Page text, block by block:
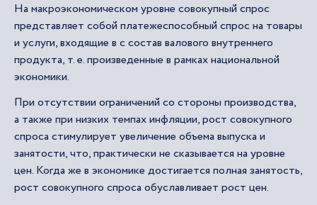
На макроэкономическом уровне совокупный спрос
представляет собой платежеспособный спрос на товары
и услуги, входящие в с состав валового внутреннего
продукта, т. е. произведенные в рамках национальной
экономики.
При отсутствии ограничений со стороны производства,
а также при низких темпах инфляции, рост совокупного
спроса стимулирует увеличение объема выпуска и
занятости, что, практически не сказывается на уровне
цен. Когда же в экономике достигается полная занятость,
рост совокупного спроса обуславливает рост цен.